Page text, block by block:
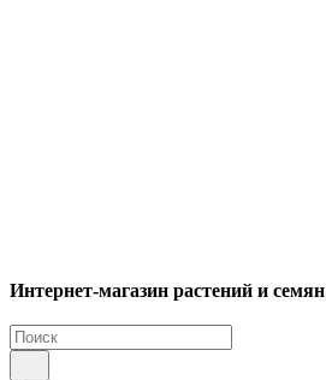
Интернет-магазин растений и семян